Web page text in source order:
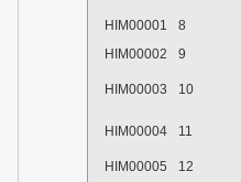
HIM00001
8
HIM00002
9
HIM00003 10
HIM00004 11
HIM00005
12